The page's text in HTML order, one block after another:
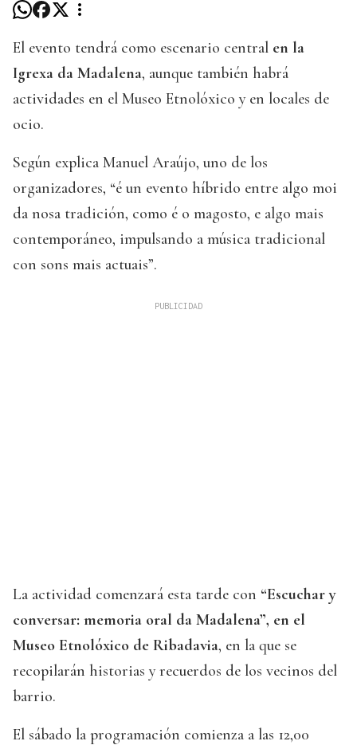
El evento tendrá como escenario central en la
Igrexa da Madalena, aunque también habrá
actividades en el Museo Etnolóxico y en locales de
ocio.
Según explica Manuel Araújo, uno de los
organizadores, “é un evento híbrido entre algo moi
da nosa tradición, como é o magosto, e algo mais
contemporáneo, impulsando a música tradicional
con sons mais actuais”.
La actividad comenzará esta tarde con “Escuchar y
conversar: memoria oral da Madalena”, en el
Museo Etnolóxico de Ribadavia, en la que se
recopilarán historias y recuerdos de los vecinos del
barrio.
El sábado la programación comienza a las 12,00